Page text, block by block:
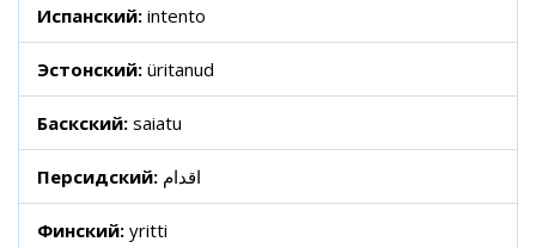
Испанский: intento
Эстонский: üritanud
Баскский: saiatu
Персидский: اقدام
Финский: yritti